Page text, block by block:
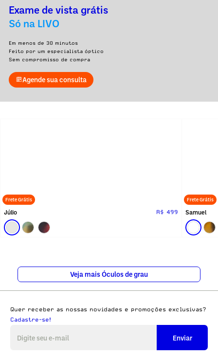
Exame de vista grátis
Só na LIVO
Em menos de 30 minutos
Feito por um especialista óptico
Sem compromisso de compra
Agende sua consulta
Frete Grátis
Júlio R$ 499
Frete Grátis
Samuel
Veja mais Óculos de grau
Quer receber as nossas novidades e promoções exclusivas?
Cadastre-se!
Enviar